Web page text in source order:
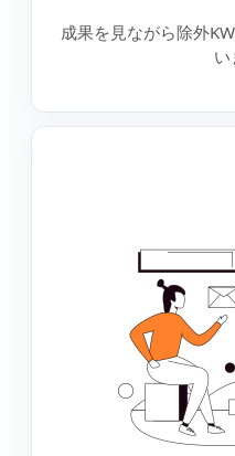
成果を見ながら除外
い